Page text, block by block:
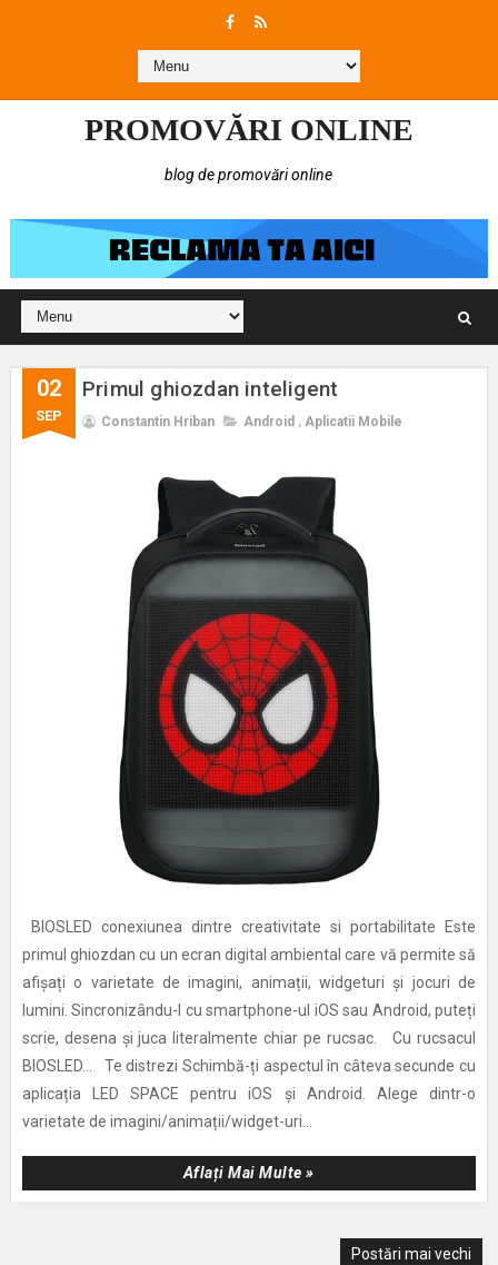
PROMOVĂRI ONLINE
blog de promovări online
02
SEP
Primul ghiozdan inteligent
Constantin Hriban Android , Aplicatii Mobile
BIOSLED conexiunea dintre creativitate si portabilitate Este
primul ghiozdan cu un ecran digital ambiental care vă permite să
afișați o varietate de imagini, animații, widgeturi și jocuri de
lumini. Sincronizându-l cu smartphone-ul iOS sau Android, puteți
scrie, desena și juca literalmente chiar pe rucsac. Cu rucsacul
BIOSLED... Te distrezi Schimbă-ți aspectul în câteva secunde cu
aplicația LED SPACE pentru iOS și Android. Alege dintr-o
varietate de imagini/animații/widget-uri...
Aflați Mai Multe »
Postări mai vechi